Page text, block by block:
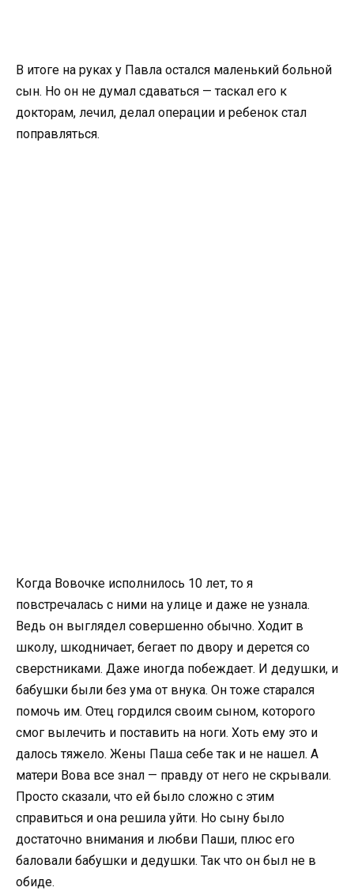
В итоге на руках у Павла остался маленький больной
сын. Но он не думал сдаваться — таскал его к
докторам, лечил, делал операции и ребенок стал
поправляться.
Когда Вовочке исполнилось 10 лет, то я
повстречалась с ними на улице и даже не узнала.
Ведь он выглядел совершенно обычно. Ходит в
школу, шкодничает, бегает по двору и дерется со
сверстниками. Даже иногда побеждает. И дедушки, и
бабушки были без ума от внука. Он тоже старался
помочь им. Отец гордился своим сыном, которого
смог вылечить и поставить на ноги. Хоть ему это и
далось тяжело. Жены Паша себе так и не нашел. А
матери Вова все знал — правду от него не скрывали.
Просто сказали, что ей было сложно с этим
справиться и она решила уйти. Но сыну было
достаточно внимания и любви Паши, плюс его
баловали бабушки и дедушки. Так что он был не в
обиде.